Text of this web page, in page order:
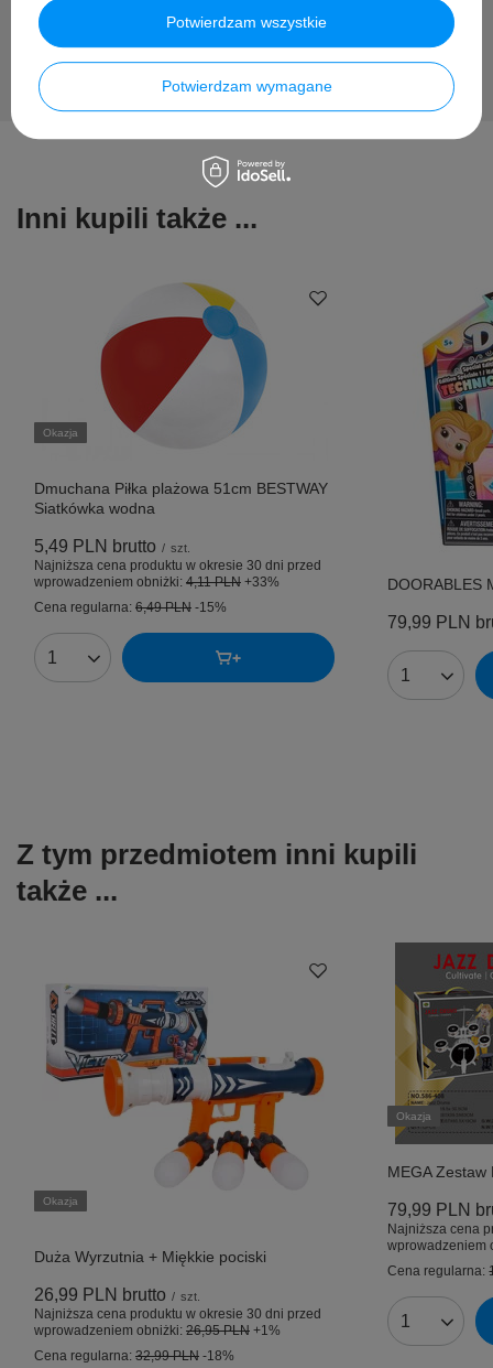
Inni kupili także ...
Okazja
Dmuchana Piłka plażowa 51cm BESTWAY
Siatkówka wodna
5,49 PLN brutto / szt.
Najniższa cena produktu w okresie 30 dni przed
wprowadzeniem obniżki: 4,11 PLN +33%
Cena regularna: 6,49 PLN -15%
Ilość produktów
DOORABLES
79,99 PLN
Ilość
Z tym przedmiotem inni kupili
także ...
Okazja
Duża Wyrzutnia + Miękkie pociski
26,99 PLN brutto / szt.
Najniższa cena produktu w okresie 30 dni przed
wprowadzeniem obniżki: 26,95 PLN +1%
Cena regularna: 32,99 PLN -18%
Okazja
MEGA Zestaw
79,99 PLN
Najniższa cena
wprowadzeniem
Cena regularna:
Ilość
Potwierdzam wymagane
Potwierdzam wszystkie